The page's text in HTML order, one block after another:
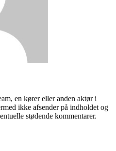
en kører eller anden aktør i
ikke afsender på indholdet og
stødende kommentarer.